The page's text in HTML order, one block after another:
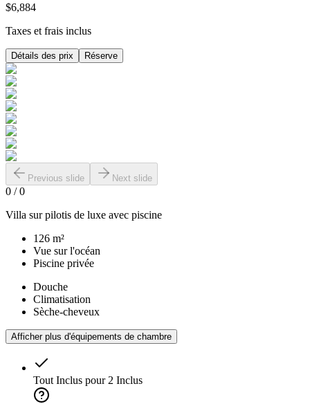
$6,884
Taxes et frais inclus
Détails des prix Réserve
Previous slide Next slide
0 /0
Villa sur pilotis de luxe avec piscine
126 m²
Vue sur l'océan
Piscine privée
Douche
Climatisation
Sèche-cheveux
Afficher plus d'équipements de chambre
Tout Inclus pour 2 Inclus